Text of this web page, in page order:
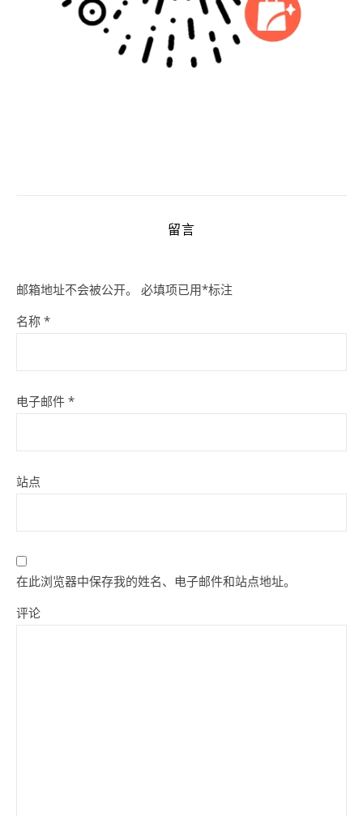
留言
邮箱地址不会被公开。 必填项已用*标注
名称 *
电子邮件 *
站点
在此浏览器中保存我的姓名、电子邮件和站点地址。
评论